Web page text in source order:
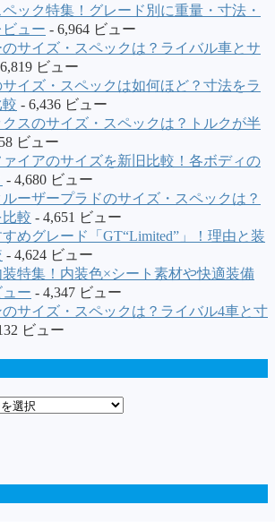
ック特集！グレード別に重量・寸法・
ュー - 6,964 ビュー
サイズ・スペックは？ライバル車とサ
ビュー
イズ・スペックは如何ほど？寸法をラ
- 6,436 ビュー
スのサイズ・スペックは？トルクが半
ビュー
イアのサイズを新旧比較！各ボディの
- 4,680 ビュー
ーザープラドのサイズ・スペックは？
較 - 4,651 ビュー
めグレード「GT“Limited”」！理由と装
- 4,624 ビュー
特集！内装色×シート素材や快適装備
ー - 4,347 ビュー
サイズ・スペックは？ライバル4車と寸
ビュー